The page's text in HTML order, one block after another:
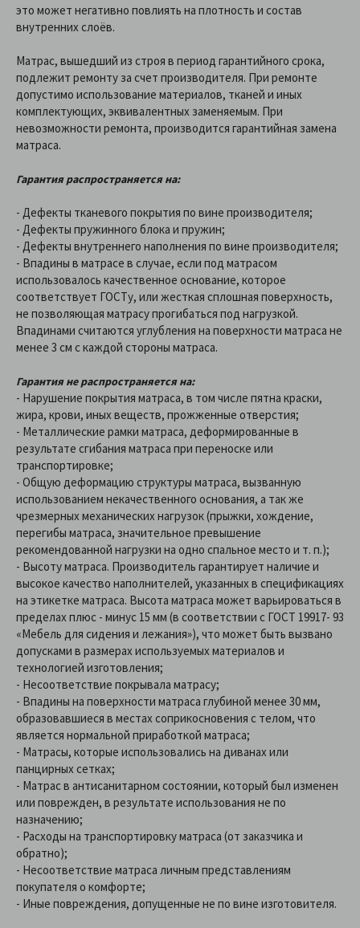
это может негативно повлиять на плотность и состав
внутренних слоёв.
Матрас, вышедший из строя в период гарантийного срока,
подлежит ремонту за счет производителя. При ремонте
допустимо использование материалов, тканей и иных
комплектующих, эквивалентных заменяемым. При
невозможности ремонта, производится гарантийная замена
матраса.
Гарантия распространяется на:
- Дефекты тканевого покрытия по вине производителя;
- Дефекты пружинного блока и пружин;
- Дефекты внутреннего наполнения по вине производителя;
- Впадины в матрасе в случае, если под матрасом
использовалось качественное основание, которое
соответствует ГОСТу, или жесткая сплошная поверхность,
не позволяющая матрасу прогибаться под нагрузкой.
Впадинами считаются углубления на поверхности матраса не
менее 3 см с каждой стороны матраса.
Гарантия не распространяется на:
- Нарушение покрытия матраса, в том числе пятна краски,
жира, крови, иных веществ, прожженные отверстия;
- Металлические рамки матраса, деформированные в
результате сгибания матраса при переноске или
транспортировке;
- Общую деформацию структуры матраса, вызванную
использованием некачественного основания, а так же
чрезмерных механических нагрузок (прыжки, хождение,
перегибы матраса, значительное превышение
рекомендованной нагрузки на одно спальное место и т. п.);
- Высоту матраса. Производитель гарантирует наличие и
высокое качество наполнителей, указанных в спецификациях
на этикетке матраса. Высота матраса может варьироваться в
пределах плюс - минус 15 мм (в соответствии с ГОСТ 19917- 93
«Мебель для сидения и лежания»), что может быть вызвано
допусками в размерах используемых материалов и
технологией изготовления;
- Несоответствие покрывала матрасу;
- Впадины на поверхности матраса глубиной менее 30 мм,
образовавшиеся в местах соприкосновения с телом, что
является нормальной приработкой матраса;
- Матрасы, которые использовались на диванах или
панцирных сетках;
- Матрас в антисанитарном состоянии, который был изменен
или поврежден, в результате использования не по
назначению;
- Расходы на транспортировку матраса (от заказчика и
обратно);
- Несоответствие матраса личным представлениям
покупателя о комфорте;
- Иные повреждения, допущенные не по вине изготовителя.